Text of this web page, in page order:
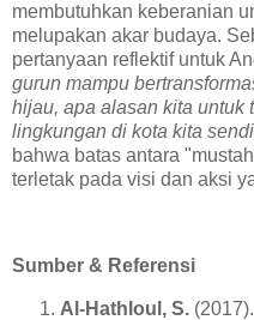
membutuhkan keberanian
melupakan akar budaya.
pertanyaan reflektif untuk
gurun mampu
hijau, apa alasan kita untuk
lingkungan di kota kita
bahwa batas antara
terletak pada visi dan aksi
Sumber & Referensi
Al-Hathloul, S.